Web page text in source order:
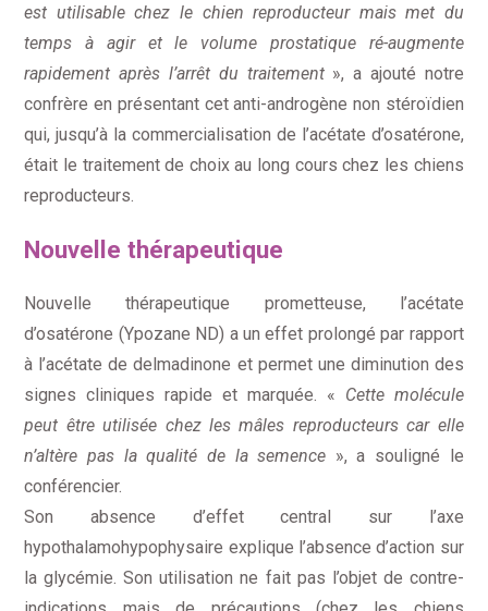
est utilisable chez le chien reproducteur mais met du
temps à agir et le volume prostatique ré-augmente
rapidement après l’arrêt du traitement», a ajouté notre
confrère en présentant cet anti-androgène non stéroïdien
qui, jusqu’à la commercialisation de l’acétate d’osatérone,
était le traitement de choix au long cours chez les chiens
reproducteurs.
Nouvelle thérapeutique
Nouvelle thérapeutique prometteuse, l’acétate
d’osatérone (Ypozane ND) a un effet prolongé par rapport
à l’acétate de delmadinone et permet une diminution des
signes cliniques rapide et marquée. « Cette molécule
peut être utilisée chez les mâles reproducteurs car elle
n’altère pas la qualité de la semence », a souligné le
conférencier.
Son absence d’effet central sur l’axe
hypothalamohypophysaire explique l’absence d’action sur
la glycémie. Son utilisation ne fait pas l’objet de contre-